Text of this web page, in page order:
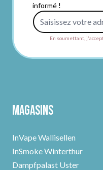
informé !
En soumettant,
Magasins
InVape Wallisellen
InSmoke Winterthur
Dampfpalast Uster